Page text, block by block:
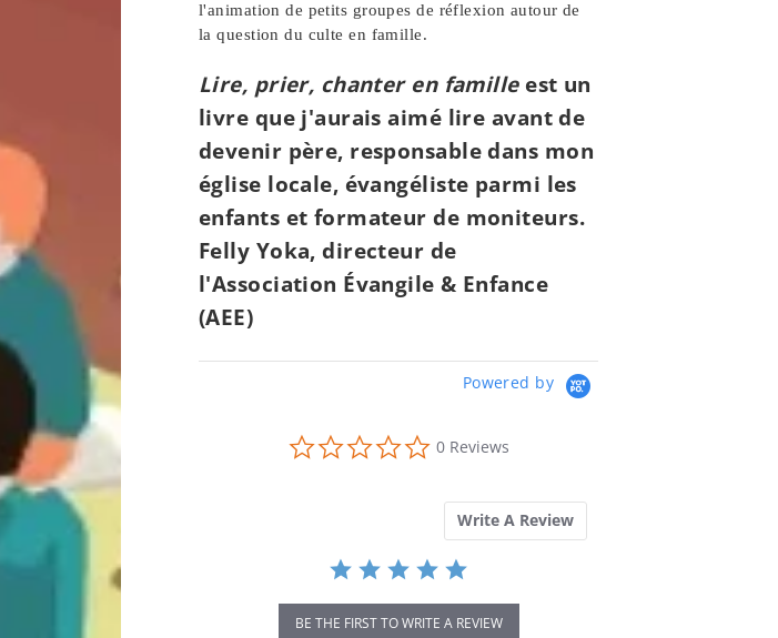
l'animation de petits groupes de réflexion autour de
la question du culte en famille.
Lire, prier, chanter en famille est un
livre que j'aurais aimé lire avant de
devenir père, responsable dans mon
église locale, évangéliste parmi les
enfants et formateur de moniteurs.
Felly Yoka, directeur de
l'Association Évangile & Enfance
(AEE)
Powered by
star
0 Reviews
Write A Review
BE THE FIRST TO WRITE A REVIEW